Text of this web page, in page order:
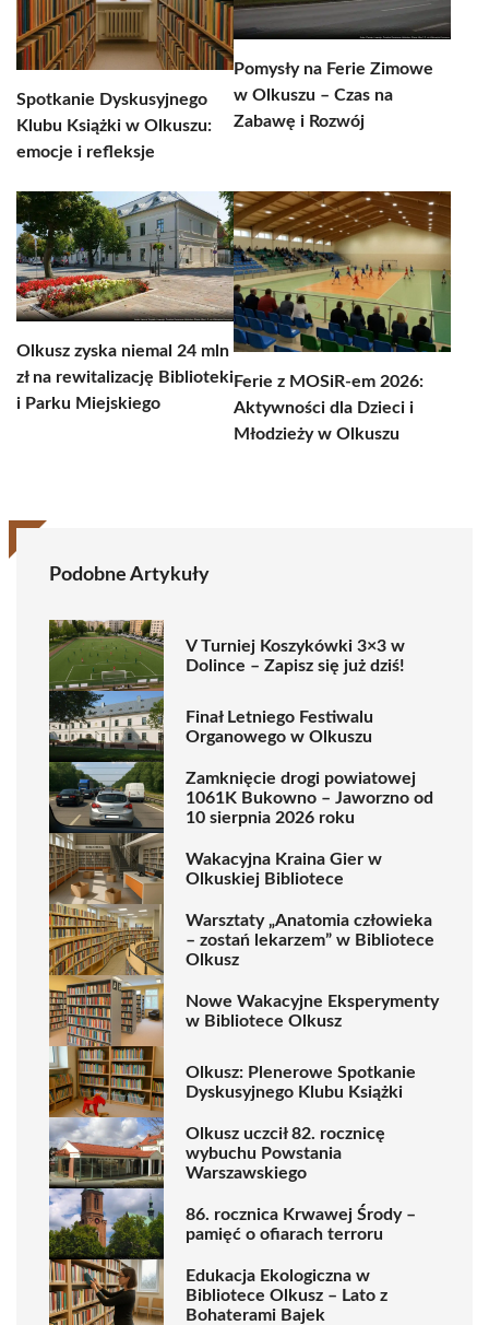
Spotkanie Dyskusyjnego
Klubu Książki w Olkuszu:
emocje i refleksje
Pomysły na Ferie Zimowe
w Olkuszu – Czas na
Zabawę i Rozwój
Olkusz zyska niemal 24 mln
zł na rewitalizację Biblioteki
i Parku Miejskiego
Ferie z MOSiR-em 2026:
Aktywności dla Dzieci i
Młodzieży w Olkuszu
Podobne Artykuły
V Turniej Koszykówki 3×3 w
Dolince – Zapisz się już dziś!
Finał Letniego Festiwalu
Organowego w Olkuszu
Zamknięcie drogi powiatowej
1061K Bukowno – Jaworzno od
10 sierpnia 2026 roku
Wakacyjna Kraina Gier w
Olkuskiej Bibliotece
Warsztaty „Anatomia człowieka
– zostań lekarzem” w Bibliotece
Olkusz
Nowe Wakacyjne Eksperymenty
w Bibliotece Olkusz
Olkusz: Plenerowe Spotkanie
Dyskusyjnego Klubu Książki
Olkusz uczcił 82. rocznicę
wybuchu Powstania
Warszawskiego
86. rocznica Krwawej Środy –
pamięć o ofiarach terroru
Edukacja Ekologiczna w
Bibliotece Olkusz – Lato z
Bohaterami Bajek